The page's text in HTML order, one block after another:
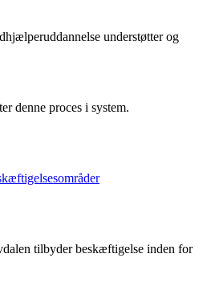
understøtter og
denne proces i system.
tilbyder beskæftigelse inden for